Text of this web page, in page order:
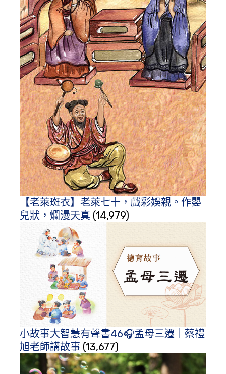
【老萊斑衣】老萊七十，戲彩娛親。作嬰
兒狀，爛漫天真 (14,979)
小故事大智慧有聲書46🎧孟母三遷｜蔡禮
旭老師講故事 (13,677)